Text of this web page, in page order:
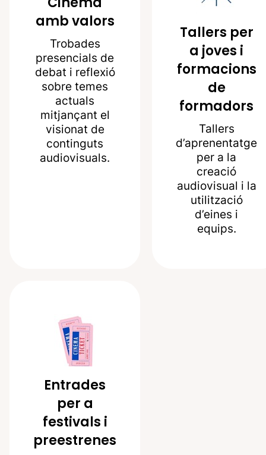
amb valors
Trobades
presencials de
debat i reflexió
sobre temes
actuals
mitjançant el
visionat de
continguts
audiovisuals.
Tallers per
a joves i
formacions
de
formadors
Tallers
d’aprenentatge
per a la
creació
audiovisual i la
utilització
d’eines i
equips.
Entrades
per a
festivals i
preestrenes